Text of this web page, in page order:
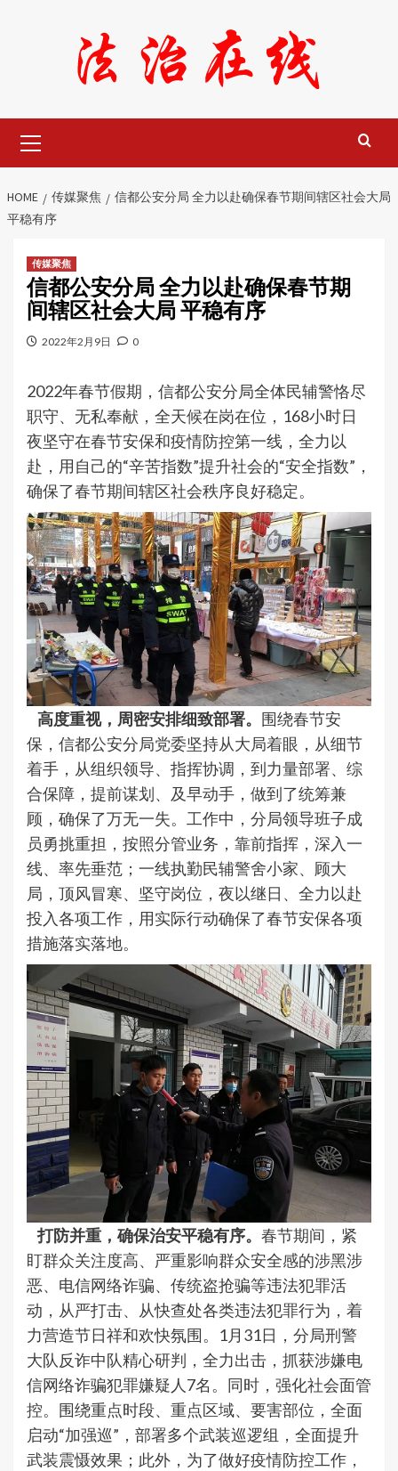
Menu
HOME 传媒聚焦
信都公安分局 全力以赴确保春节期间辖区社会大局
平稳有序
传媒聚焦
信都公安分局 全力以赴确保春节期
间辖区社会大局 平稳有序
2022年2月9日 0
2022年春节假期，信都公安分局全体民辅警恪尽
职守、无私奉献，全天候在岗在位，168小时日
夜坚守在春节安保和疫情防控第一线，全力以
赴，用自己的“辛苦指数”提升社会的“安全指数”，
确保了春节期间辖区社会秩序良好稳定。
高度重视，周密安排细致部署。 围绕春节安
保，信都公安分局党委坚持从大局着眼，从细节
着手，从组织领导、指挥协调，到力量部署、综
合保障，提前谋划、及早动手，做到了统筹兼
顾，确保了万无一失。工作中，分局领导班子成
员勇挑重担，按照分管业务，靠前指挥，深入一
线、率先垂范；一线执勤民辅警舍小家、顾大
局，顶风冒寒、坚守岗位，夜以继日、全力以赴
投入各项工作，用实际行动确保了春节安保各项
措施落实落地。
打防并重，确保治安平稳有序。 春节期间，紧
盯群众关注度高、严重影响群众安全感的涉黑涉
恶、电信网络诈骗、传统盗抢骗等违法犯罪活
动，从严打击、从快查处各类违法犯罪行为，着
力营造节日祥和欢快氛围。1月31日，分局刑警
大队反诈中队精心研判，全力出击，抓获涉嫌电
信网络诈骗犯罪嫌疑人7名。同时，强化社会面管
控。围绕重点时段、重点区域、要害部位，全面
启动“加强巡”，部署多个武装巡逻组，全面提升
武装震慑效果；此外，为了做好疫情防控工作，